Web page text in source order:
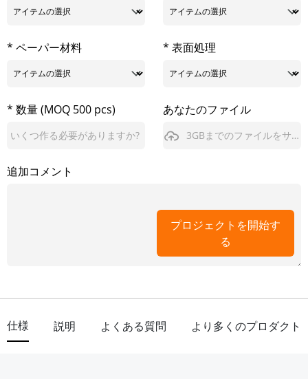
* ペーパー材料 * 表面処理
* 数量 (MOQ 500 pcs) あなたのファイル
3GBまでのファイルをサポート
追加コメント
プロジェクトを開始す
る
仕様 説明 よくある質問 より多くのプロダクト